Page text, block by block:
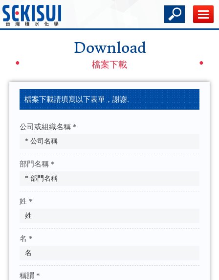
Download
檔案下載
檔案下載請填寫以下表單，謝謝.
公司或組織名稱 *
部門名稱 *
姓 *
名 *
稱謂 *